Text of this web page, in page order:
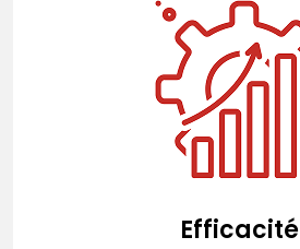
Efficacité